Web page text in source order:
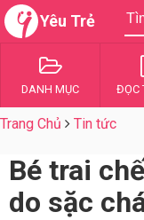
Yêu Trẻ
DANH MỤC ĐỌC
Trang Chủ Tin tức
Bé trai
do sặc